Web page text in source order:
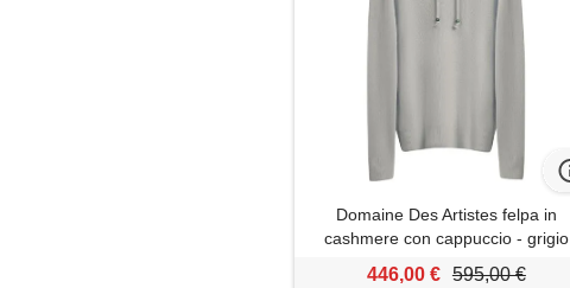
Domaine Des Artistes felpa in
cashmere con cappuccio - grigio
446,00 € 595,00 €